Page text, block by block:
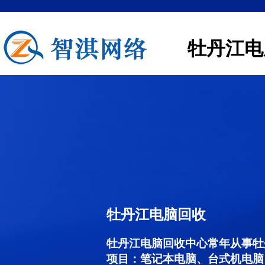
牡丹江
牡丹江电脑回收
牡丹江电脑回收中心常年从事
项目：笔记本电脑、台式机电